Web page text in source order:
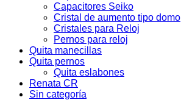
Capacitores Seiko
Cristal de aumento tipo domo
Cristales para Reloj
Pernos para reloj
Quita manecillas
Quita pernos
Quita eslabones
Renata CR
Sin categoría